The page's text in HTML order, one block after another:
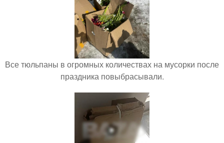
Все тюльпаны в огромных количествах на мусорки после
праздника повыбрасывали.